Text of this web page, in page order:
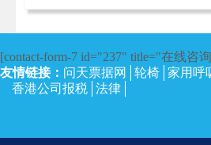
[contact-form-7 id="237" title="在线咨
友情链接： 问天票据网 轮椅 家用呼
香港公司报税 法律